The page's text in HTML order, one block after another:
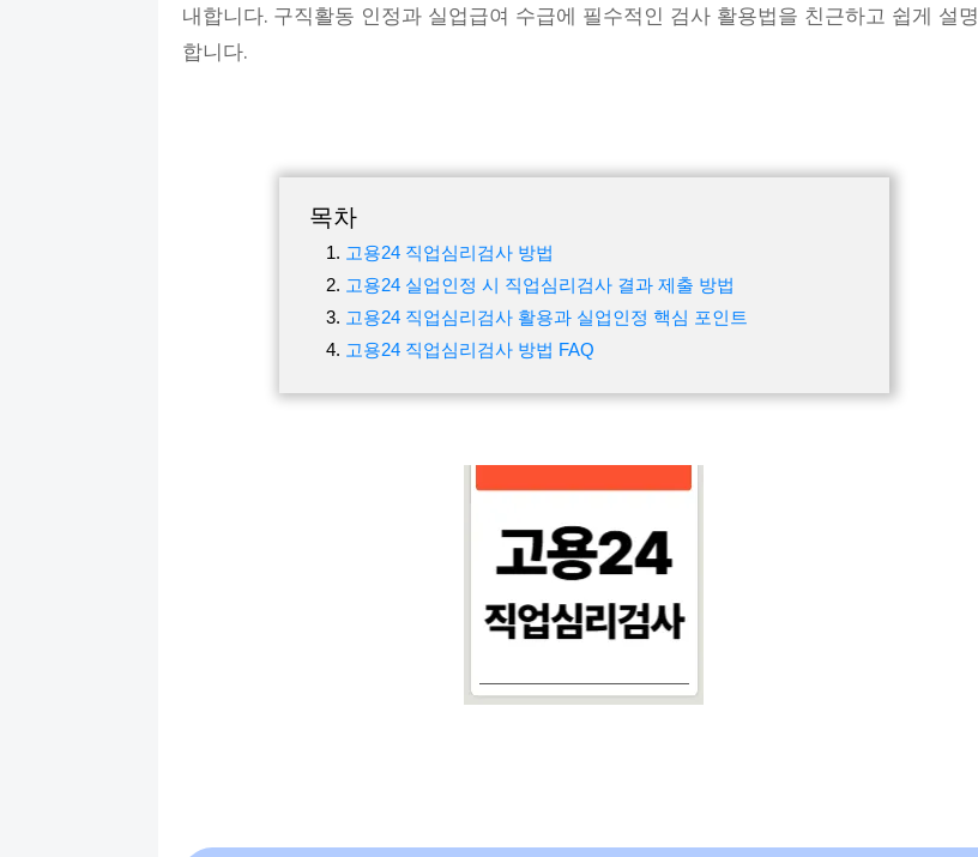
내합니다. 구직활동 인정과 실업급여 수급에 필수적인 검사 활용법을 친근하고 쉽게 설명
합니다.
목차
고용24 직업심리검사 방법
고용24 실업인정 시 직업심리검사 결과 제출 방법
고용24 직업심리검사 활용과 실업인정 핵심 포인트
고용24 직업심리검사 방법 FAQ